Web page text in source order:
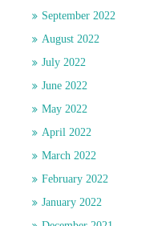
September 2022
August 2022
July 2022
June 2022
May 2022
April 2022
March 2022
February 2022
January 2022